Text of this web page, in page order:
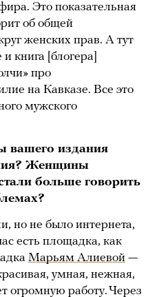
Это показательная
об общей
женских прав. А тут
книга [блогера]
про
на Кавказе. Все это
мужского
вашего издания
Женщины
больше говорить
но не было интернета,
есть площадка, как
Марьям Алиевой —
умная, нежная,
огромную работу. Через